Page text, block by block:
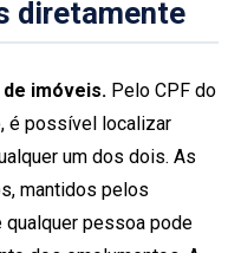
diretamente
imóveis. Pelo CPF do
é possível localizar
um dos dois. As
mantidos pelos
pessoa pode